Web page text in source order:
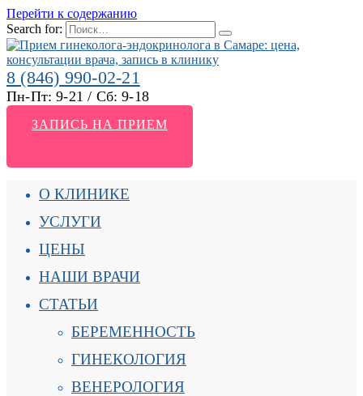
Перейти к содержанию
Search for:
8 (846) 990-02-21
Пн-Пт: 9-21 / Сб: 9-18
ЗАПИСЬ НА ПРИЕМ
О КЛИНИКЕ
УСЛУГИ
ЦЕНЫ
НАШИ ВРАЧИ
СТАТЬИ
БЕРЕМЕННОСТЬ
ГИНЕКОЛОГИЯ
ВЕНЕРОЛОГИЯ